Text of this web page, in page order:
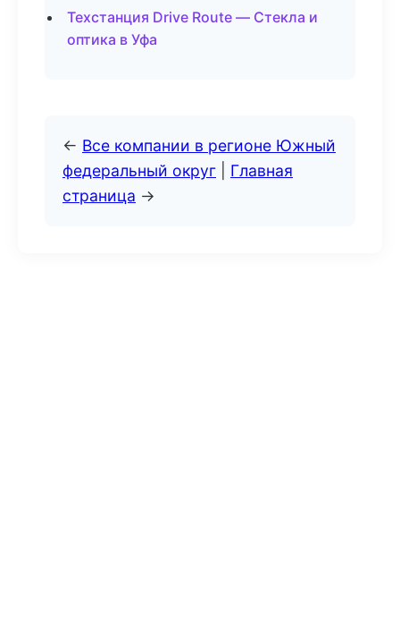
Техстанция Drive Route — Стекла и
оптика в Уфа
← Все компании в регионе Южный
федеральный округ
Главная
страница →